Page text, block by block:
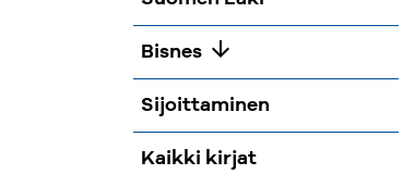
Bisnes arrow_downward
Sijoittaminen
Kaikki kirjat